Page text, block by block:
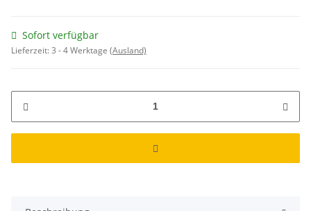
Sofort verfügbar
Lieferzeit:3 - 4 Werktage (Ausland)